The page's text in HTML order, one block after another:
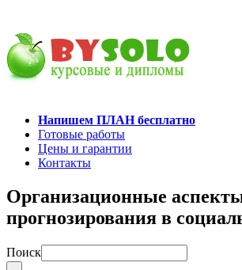
Напишем ПЛАН бесплатно
Готовые работы
Цены и гарантии
Контакты
Организационные
прогнозирования в
Поиск